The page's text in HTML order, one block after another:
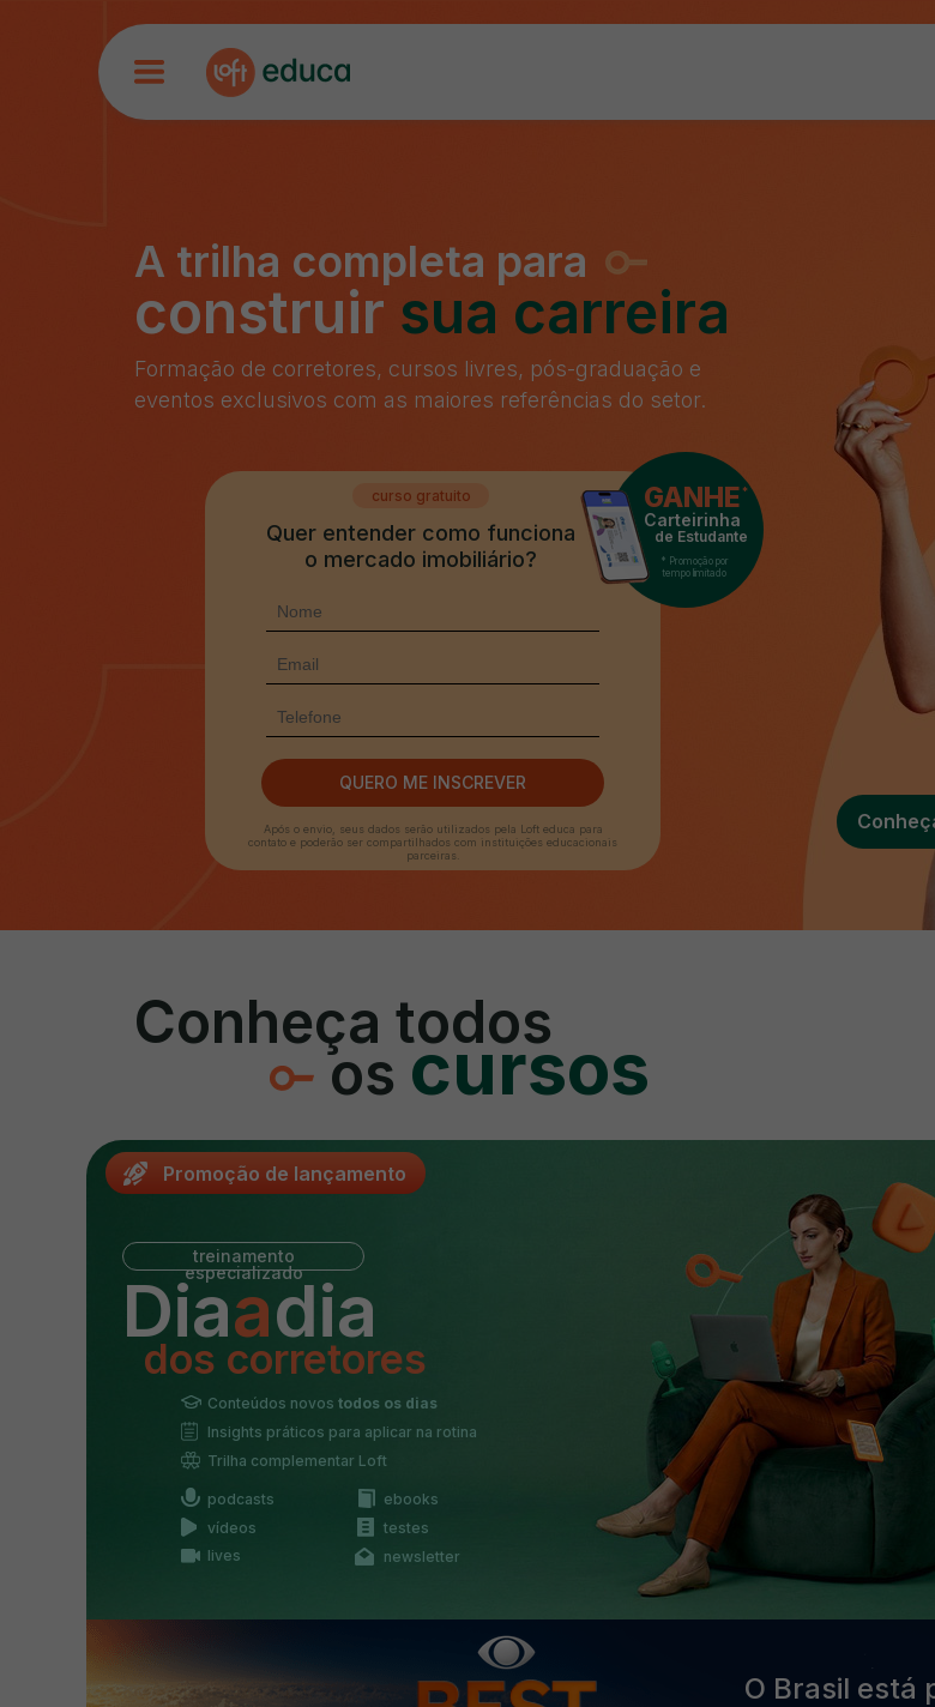
Quer entender como funciona
o mercado imobiliário?
QUERO ME INSCREVER
curso gratuito
Após o envio, seus dados serão utilizados pela Loft educa para
contato e poderão ser compartilhados com instituições educacionais
parceiras.
Conheça todos
os cursos
A trilha completa para
Formação de corretores, cursos livres, pós-graduação e
eventos exclusivos com as maiores referências do setor.
construir sua carreira
GANHE
Carteirinha
de Estudante
* Promoção por
tempo limitado
*
Diaadia
dos corretores
podcasts
vídeos
lives
ebooks
testes
treinamento
especializado
Conteúdos novos todos os dias
Insights práticos para aplicar na rotina
Trilha complementar Loft
newsletter
Promoção de lançamento
O Brasil está